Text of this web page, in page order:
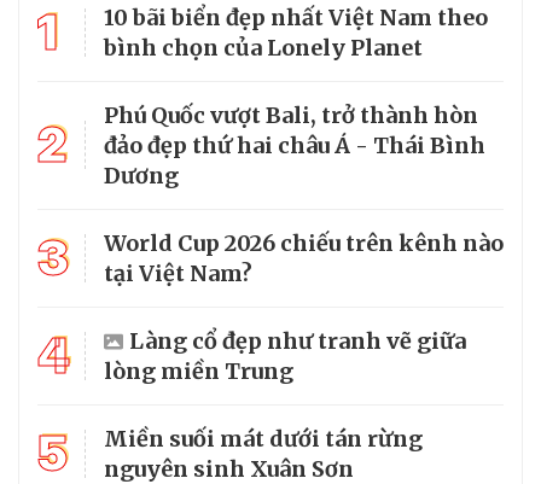
1
10 bãi biển đẹp nhất Việt Nam theo
bình chọn của Lonely Planet
2
Phú Quốc vượt Bali, trở thành hòn
đảo đẹp thứ hai châu Á - Thái Bình
Dương
3
World Cup 2026 chiếu trên kênh nào
tại Việt Nam?
4
Làng cổ đẹp như tranh vẽ giữa
lòng miền Trung
5
Miền suối mát dưới tán rừng
nguyên sinh Xuân Sơn